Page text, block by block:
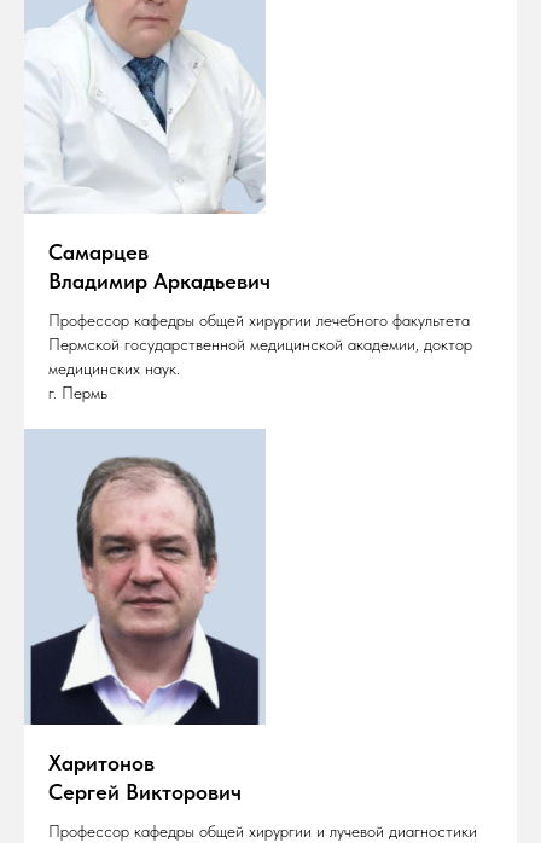
Самарцев
Владимир Аркадьевич
Профессор кафедры общей хирургии лечебного факультета
Пермской государственной медицинской академии, доктор
медицинских наук.
г. Пермь
Харитонов
Сергей Викторович
Профессор кафедры общей хирургии и лучевой диагностики